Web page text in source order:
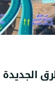
الجديدة